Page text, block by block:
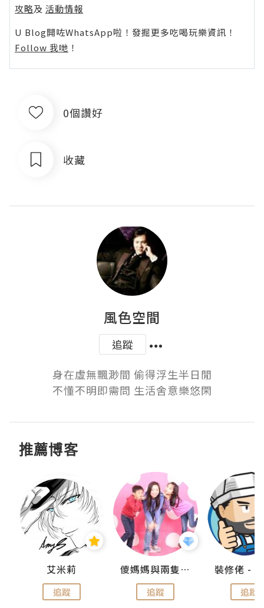
攻略及 活動情報
U Blog開咗WhatsApp啦！發掘更多吃喝玩樂資訊！
Follow 我哋 ！
0個讚好
收藏
風色空間
追蹤
身在虛無飄渺間 偷得浮生半日閒
不懂不明即需問 生活舍意樂悠閑
推薦博客
艾米莉
追蹤
儍媽媽與兩隻小魔怪之家
追蹤 追蹤